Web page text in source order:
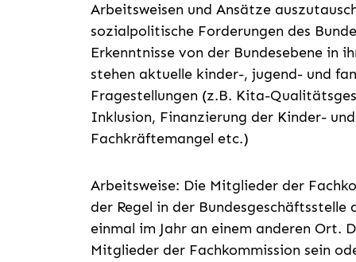
Arbeitsweisen und Ansätze
sozialpolitische Forderungen des
Erkenntnisse von der Bundesebene in
stehen aktuelle kinder-, jugend- und
Fragestellungen (z.B. Kita-
Inklusion, Finanzierung der Kinder-
Fachkräftemangel etc.)
Arbeitsweise: Die Mitglieder der
der Regel in der
einmal im Jahr an einem anderen Ort.
Mitglieder der Fachkommission sein